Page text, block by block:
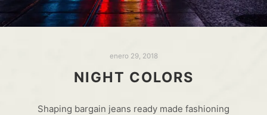
enero 29, 2018
NIGHT COLORS
Shaping bargain jeans ready made fashioning